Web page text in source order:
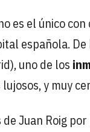
es el único
española.
uno de los
lujosos, y muy
Juan Roig